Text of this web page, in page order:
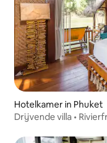
Hotelkamer in Phuket
Drijvende villa •